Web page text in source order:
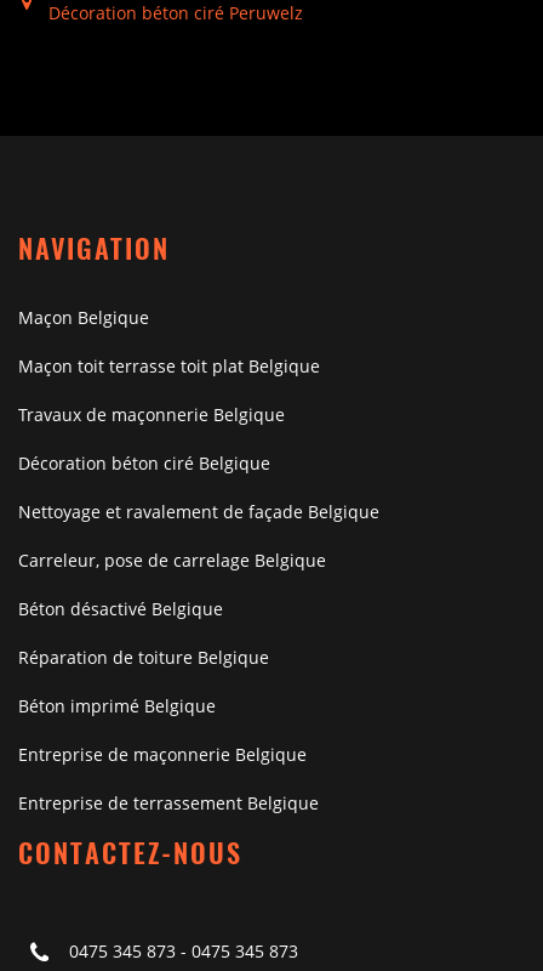
Décoration béton ciré Peruwelz
NAVIGATION
Maçon Belgique
Maçon toit terrasse toit plat Belgique
Travaux de maçonnerie Belgique
Décoration béton ciré Belgique
Nettoyage et ravalement de façade Belgique
Carreleur, pose de carrelage Belgique
Béton désactivé Belgique
Réparation de toiture Belgique
Béton imprimé Belgique
Entreprise de maçonnerie Belgique
Entreprise de terrassement Belgique
CONTACTEZ-NOUS
0475 345 873 - 0475 345 873